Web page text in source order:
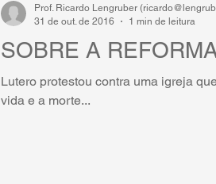
SOBRE A
Lutero protestou contra uma igreja
vida e a morte...
Prof. Ricardo Lengruber
31 de out. de 2016
1 min de leitura